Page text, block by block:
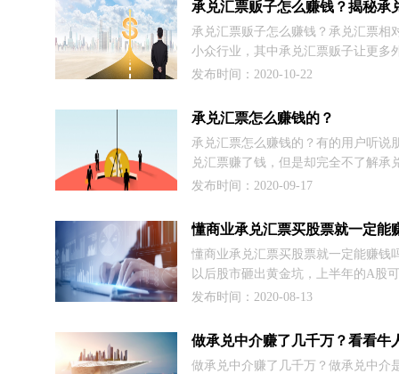
承兑汇票贩子怎么赚钱？承兑汇票相
小众行业，其中承兑汇票贩子让更多
得是一种神秘的人群，但是大部分人
大的兴趣，这里小编就与大家一起去
商是如何挣钱的。
发布时间：2020-10-22
承兑汇票怎么赚钱的？
承兑汇票怎么赚钱的？有的用户听说
兑汇票赚了钱，但是却完全不了解承
怎么赚钱的，因此跑过来询问小编这
也可以联系我们哦。
发布时间：2020-09-17
懂商业承兑汇票买股票就一定能赚钱
以后股市砸出黄金坑，上半年的A股
壮阔。很多人把今年6月定为牛市启
铺垫了两年之久。
发布时间：2020-08-13
做承兑中介赚了几千万？做承兑中介